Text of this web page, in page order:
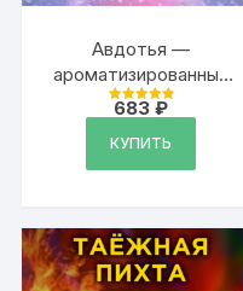
Авдотья —
ароматизированный
тальк для тела
Оценка
683₽
КУПИТЬ